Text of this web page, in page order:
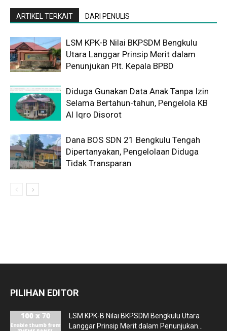
ARTIKEL TERKAIT DARI PENULIS
LSM KPK-B Nilai BKPSDM Bengkulu
Utara Langgar Prinsip Merit dalam
Penunjukan Plt. Kepala BPBD
Diduga Gunakan Data Anak Tanpa Izin
Selama Bertahun-tahun, Pengelola KB
Al Iqro Disorot
Dana BOS SDN 21 Bengkulu Tengah
Dipertanyakan, Pengelolaan Diduga
Tidak Transparan
PILIHAN EDITOR
LSM KPK-B Nilai BKPSDM Bengkulu Utara
Langgar Prinsip Merit dalam Penunjukan...